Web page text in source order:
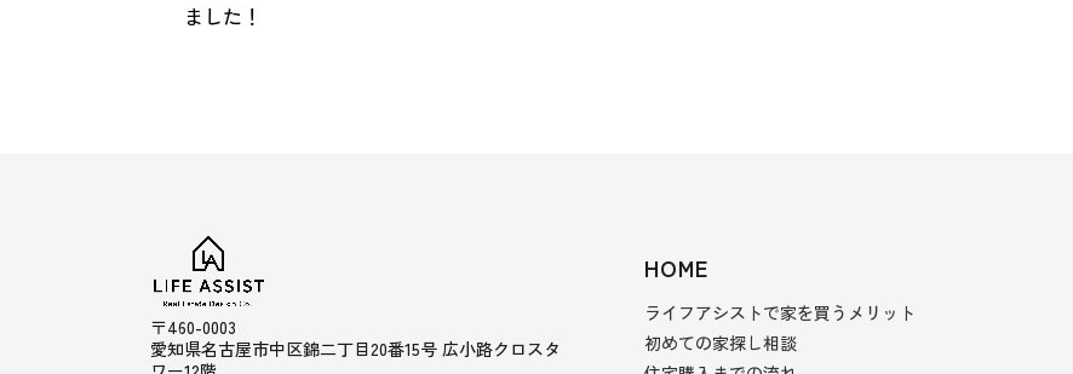
ました！
〒460-0003
愛知県名古屋市中区錦二丁目20番15号 広小路クロスタ
HOME
ライフアシストで家を買うメリット
初めての家探し相談